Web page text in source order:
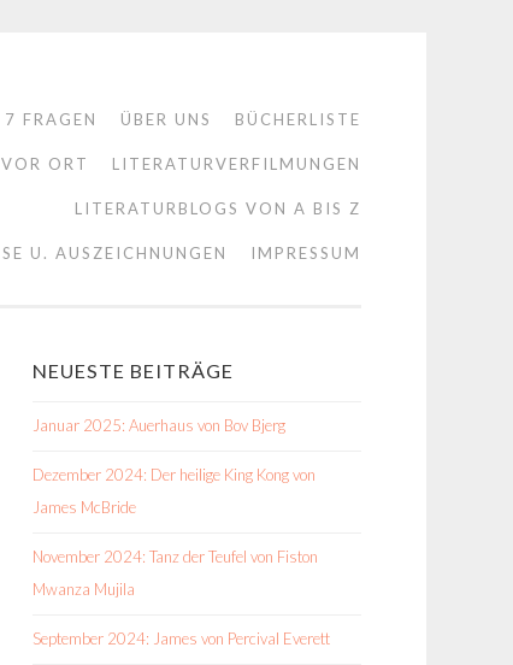
7 FRAGEN ÜBER UNS BÜCHERLISTE
ORT LITERATURVERFILMUNGEN
LITERATURBLOGS VON A BIS Z
U. AUSZEICHNUNGEN IMPRESSUM
NEUESTE BEITRÄGE
Januar 2025: Auerhaus von Bov Bjerg
Dezember 2024: Der heilige King Kong von
James McBride
November 2024: Tanz der Teufel von Fiston
Mwanza Mujila
September 2024: James von Percival Everett